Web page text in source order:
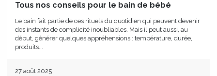
Tous nos conseils pour le bain de bébé
Le bain fait partie de ces rituels du quotidien qui peuvent devenir
des instants de complicité inoubliables. Mais il peut aussi, au
début, générer quelques appréhensions : température, durée,
produits...
27 août 2025